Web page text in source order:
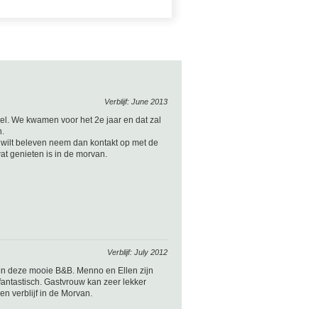
Verblijf: June 2013
We kwamen voor het 2e jaar en dat zal
beleven neem dan kontakt op met de
genieten is in de morvan.
Verblijf: July 2012
deze mooie B&B. Menno en Ellen zijn
Gastvrouw kan zeer lekker
verblijf in de Morvan.